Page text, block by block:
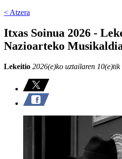
< Atzera
Itxas Soinua 2026 -
Nazioarteko
Lekeitio 2026(e)ko uztailaren